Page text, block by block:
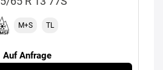
M+S TL
Auf Anfrage